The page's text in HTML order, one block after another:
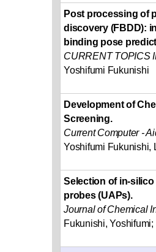
Post processing of
discovery (FBDD):
binding pose
CURRENT TOPICS
Yoshifumi Fukunishi
Development of
Screening.
Current Computer -
Yoshifumi Fukunishi,
Selection of in-
probes (UAPs).
Journal of Chemical
Fukunishi,